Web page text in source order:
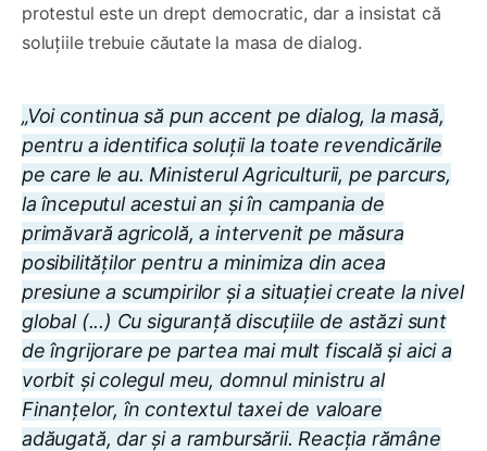
protestul este un drept democratic, dar a insistat că
soluțiile trebuie căutate la masa de dialog.
„Voi continua să pun accent pe dialog, la masă,
pentru a identifica soluții la toate revendicările
pe care le au. Ministerul Agriculturii, pe parcurs,
la începutul acestui an și în campania de
primăvară agricolă, a intervenit pe măsura
posibilităților pentru a minimiza din acea
presiune a scumpirilor și a situației create la nivel
global (...) Cu siguranță discuțiile de astăzi sunt
de îngrijorare pe partea mai mult fiscală și aici a
vorbit și colegul meu, domnul ministru al
Finanțelor, în contextul taxei de valoare
adăugată, dar și a rambursării. Reacția rămâne